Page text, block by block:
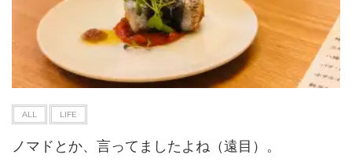
ALL LIFE
ノマドとか、言ってましたよね（遠目）。